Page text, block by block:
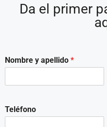
Da el primer
Nombre y apellido *
Teléfono